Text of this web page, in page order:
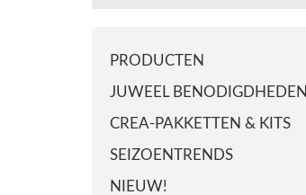
PRODUCTEN
JUWEEL BENODIGDHEDEN
CREA-PAKKETTEN & KITS
SEIZOENTRENDS
NIEUW!